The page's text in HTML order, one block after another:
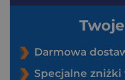
Darmowa
Specjalne